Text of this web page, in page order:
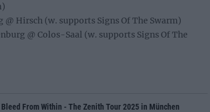
@ Hirsch (w. supports Signs Of The Swarm)
@ Colos-Saal (w. supports Signs Of The
From Within - The Zenith Tour 2025 in München